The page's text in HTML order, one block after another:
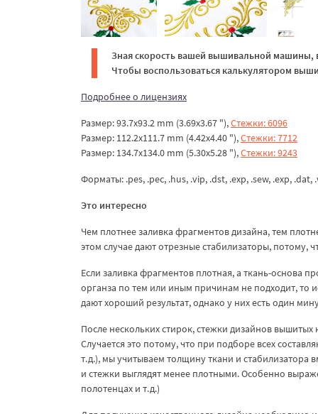
Зная скорость вашей вышивальной машины,
Чтобы воспользоваться калькулятором
Подробнее о лицензиях
Размер: 93.7x93.2 mm (3.69x3.67 "),Стежки: 6096
Размер: 112.2x111.7 mm (4.42x4.40 "),Стежки: 7712
Размер: 134.7x134.0 mm (5.30x5.28 "),Стежки: 9243
Форматы: .pes, .pec, .hus, .vip, .dst, .exp, .sew, .exp, .dat,
Это интересно
Чем плотнее заливка фрагментов дизайна, тем
этом случае дают отрезные стабилизаторы, потому,
Если заливка фрагментов плотная, а ткань-основа
органза по тем или иным причинам не подходит,
дают хороший результат, однако у них есть один
После нескольких стирок, стежки дизайнов вышитых
Случается это потому, что при подборе всех
т.д.), мы учитываем толщину ткани и стабилизатора
и стежки выглядят менее плотными. Особенно
полотенцах и т.д.)